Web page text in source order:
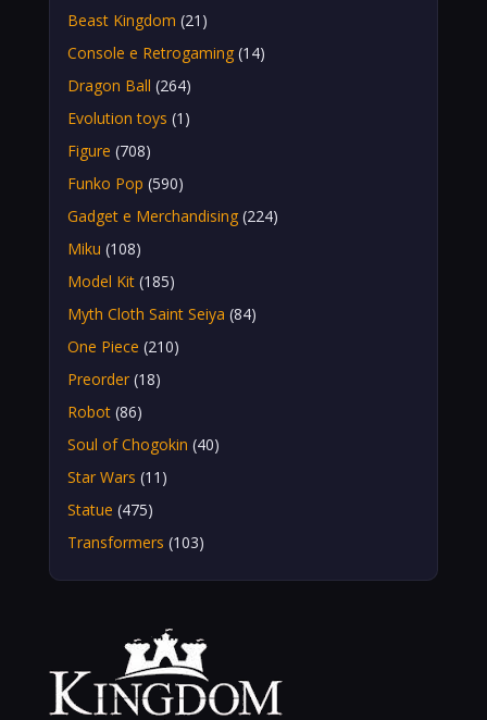
Beast Kingdom (21)
Console e Retrogaming (14)
Dragon Ball (264)
Evolution toys (1)
Figure (708)
Funko Pop (590)
Gadget e Merchandising (224)
Miku (108)
Model Kit (185)
Myth Cloth Saint Seiya (84)
One Piece (210)
Preorder (18)
Robot (86)
Soul of Chogokin (40)
Star Wars (11)
Statue (475)
Transformers (103)